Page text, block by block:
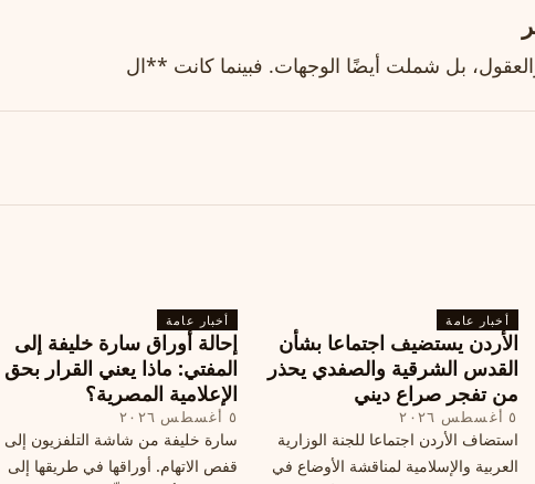
بل شملت أيضًا الوجهات. فبينما كانت **ال
أخبار عامة
الأردن يستضيف اجتماعا بشأن
القدس الشرقية والصفدي يحذر
من تفجر صراع ديني
٥ أغسطس ٢٠٢٦
استضاف الأردن اجتماعا للجنة الوزارية
العربية والإسلامية لمناقشة الأوضاع في
أخبار عامة
إحالة أوراق سارة خليفة إلى
المفتي: ماذا يعني القرار بحق
الإعلامية المصرية؟
٥ أغسطس ٢٠٢٦
سارة خليفة من شاشة التلفزيون إلى
قفص الاتهام. أوراقها في طريقها إلى